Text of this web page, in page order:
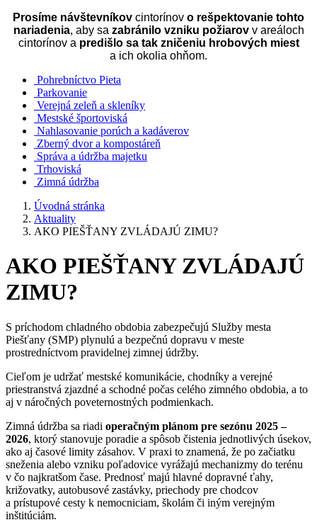
Prosíme návštevníkov cintorínov o rešpektovanie tohto
nariadenia, aby sa zabránilo vzniku požiarovv areáloch
cintorínov a predišlo sa tak zničeniu hrobových miest
a ich okolia ohňom.
Pohrebníctvo Pieta
Parkovanie
Verejná zeleň a skleníky
Mestské športoviská
Nahlasovanie porúch a kadáverov
Zberný dvor a kompostáreň
Správa a údržba majetku
Trhoviská
Zimná údržba
Úvodná stránka
Aktuality
AKO PIEŠŤANY ZVLÁDAJÚ ZIMU?
AKO PIEŠŤANY ZVLÁDAJÚ
ZIMU?
S príchodom chladného obdobia zabezpečujú Služby mesta
Piešťany (SMP) plynulú a bezpečnú dopravu v meste
prostredníctvom pravidelnej zimnej údržby.
Cieľom je udržať mestské komunikácie, chodníky a verejné
priestranstvá zjazdné a schodné počas celého zimného obdobia, a to
aj v náročných poveternostných podmienkach.
Zimná údržba sa riadi operačným plánom pre sezónu 2025 –
2026, ktorý stanovuje poradie a spôsob čistenia jednotlivých úsekov,
ako aj časové limity zásahov. V praxi to znamená, že po začiatku
sneženia alebo vzniku poľadovice vyrážajú mechanizmy do terénu
v čo najkratšom čase. Prednosť majú hlavné dopravné ťahy,
križovatky, autobusové zastávky, priechody pre chodcov
a prístupové cesty k nemocniciam, školám či iným verejným
inštitúciám.